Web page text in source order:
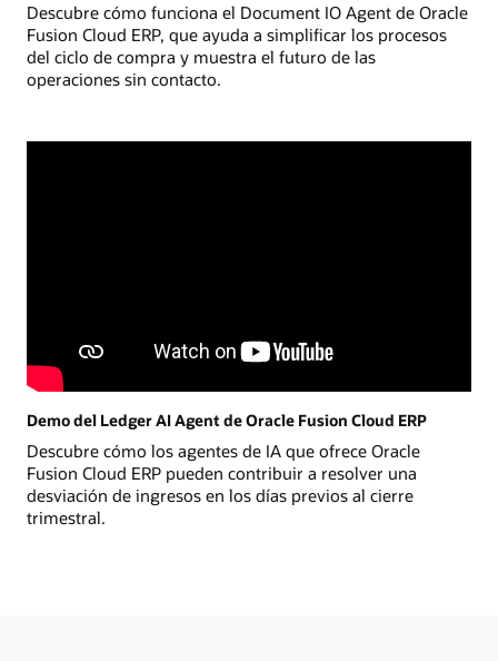
Descubre cómo funciona el Document IO Agent de Oracle
Fusion Cloud ERP, que ayuda a simplificar los procesos
del ciclo de compra y muestra el futuro de las
operaciones sin contacto.
Demo del Ledger AI Agent de Oracle Fusion Cloud ERP
Descubre cómo los agentes de IA que ofrece Oracle
Fusion Cloud ERP pueden contribuir a resolver una
desviación de ingresos en los días previos al cierre
trimestral.